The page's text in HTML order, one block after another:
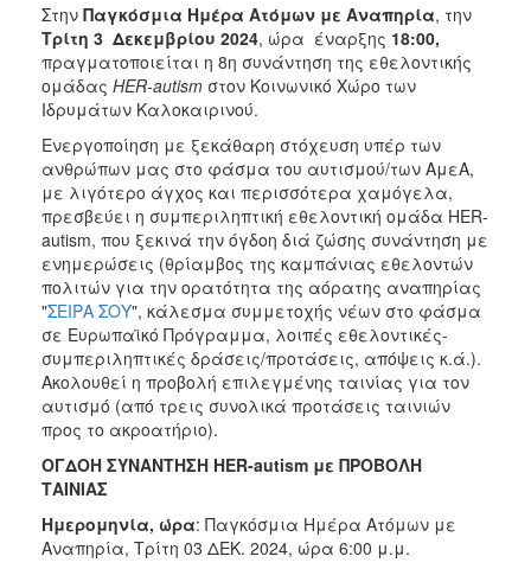
2012
2011
ΔΗΜΟΣ
ΠΟΛΙΤΙΣΜΟΣ
ΑΝΘΕΚΤΙΚΗ
Στην Παγκόσμια Ημέρα Ατόμων με Αναπηρία, την
Τρίτη 3 Δεκεμβρίου 2024, ώρα έναρξης 18:00,
πραγματοποιείται η 8η συνάντηση της εθελοντικής
ομάδας HER-autism στον Κοινωνικό Χώρο των
Ιδρυμάτων Καλοκαιρινού.
Ενεργοποίηση με ξεκάθαρη στόχευση υπέρ των
ανθρώπων μας στο φάσμα του αυτισμού/των ΑμεΑ,
με λιγότερο άγχος και περισσότερα χαμόγελα,
πρεσβεύει η συμπεριληπτική εθελοντική ομάδα HER-
autism, που ξεκινά την όγδοη διά ζώσης συνάντηση με
ενημερώσεις (θρίαμβος της καμπάνιας εθελοντών
πολιτών για την ορατότητα της αόρατης αναπηρίας
"ΣΕΙΡΑ ΣΟΥ", κάλεσμα συμμετοχής νέων στο φάσμα
σε Ευρωπαϊκό Πρόγραμμα, λοιπές εθελοντικές-
συμπεριληπτικές δράσεις/προτάσεις, απόψεις κ.ά.).
Ακολουθεί η προβολή επιλεγμένης ταινίας για τον
αυτισμό (από τρεις συνολικά προτάσεις ταινιών
προς το ακροατήριο).
ΟΓΔΟΗ ΣΥΝΑΝΤΗΣΗ HER-autism με ΠΡΟΒΟΛΗ
ΤΑΙΝΙΑΣ
Ημερομηνία, ώρα: Παγκόσμια Ημέρα Ατόμων με
Αναπηρία, Τρίτη 03 ΔΕΚ. 2024, ώρα 6:00 μ.μ.